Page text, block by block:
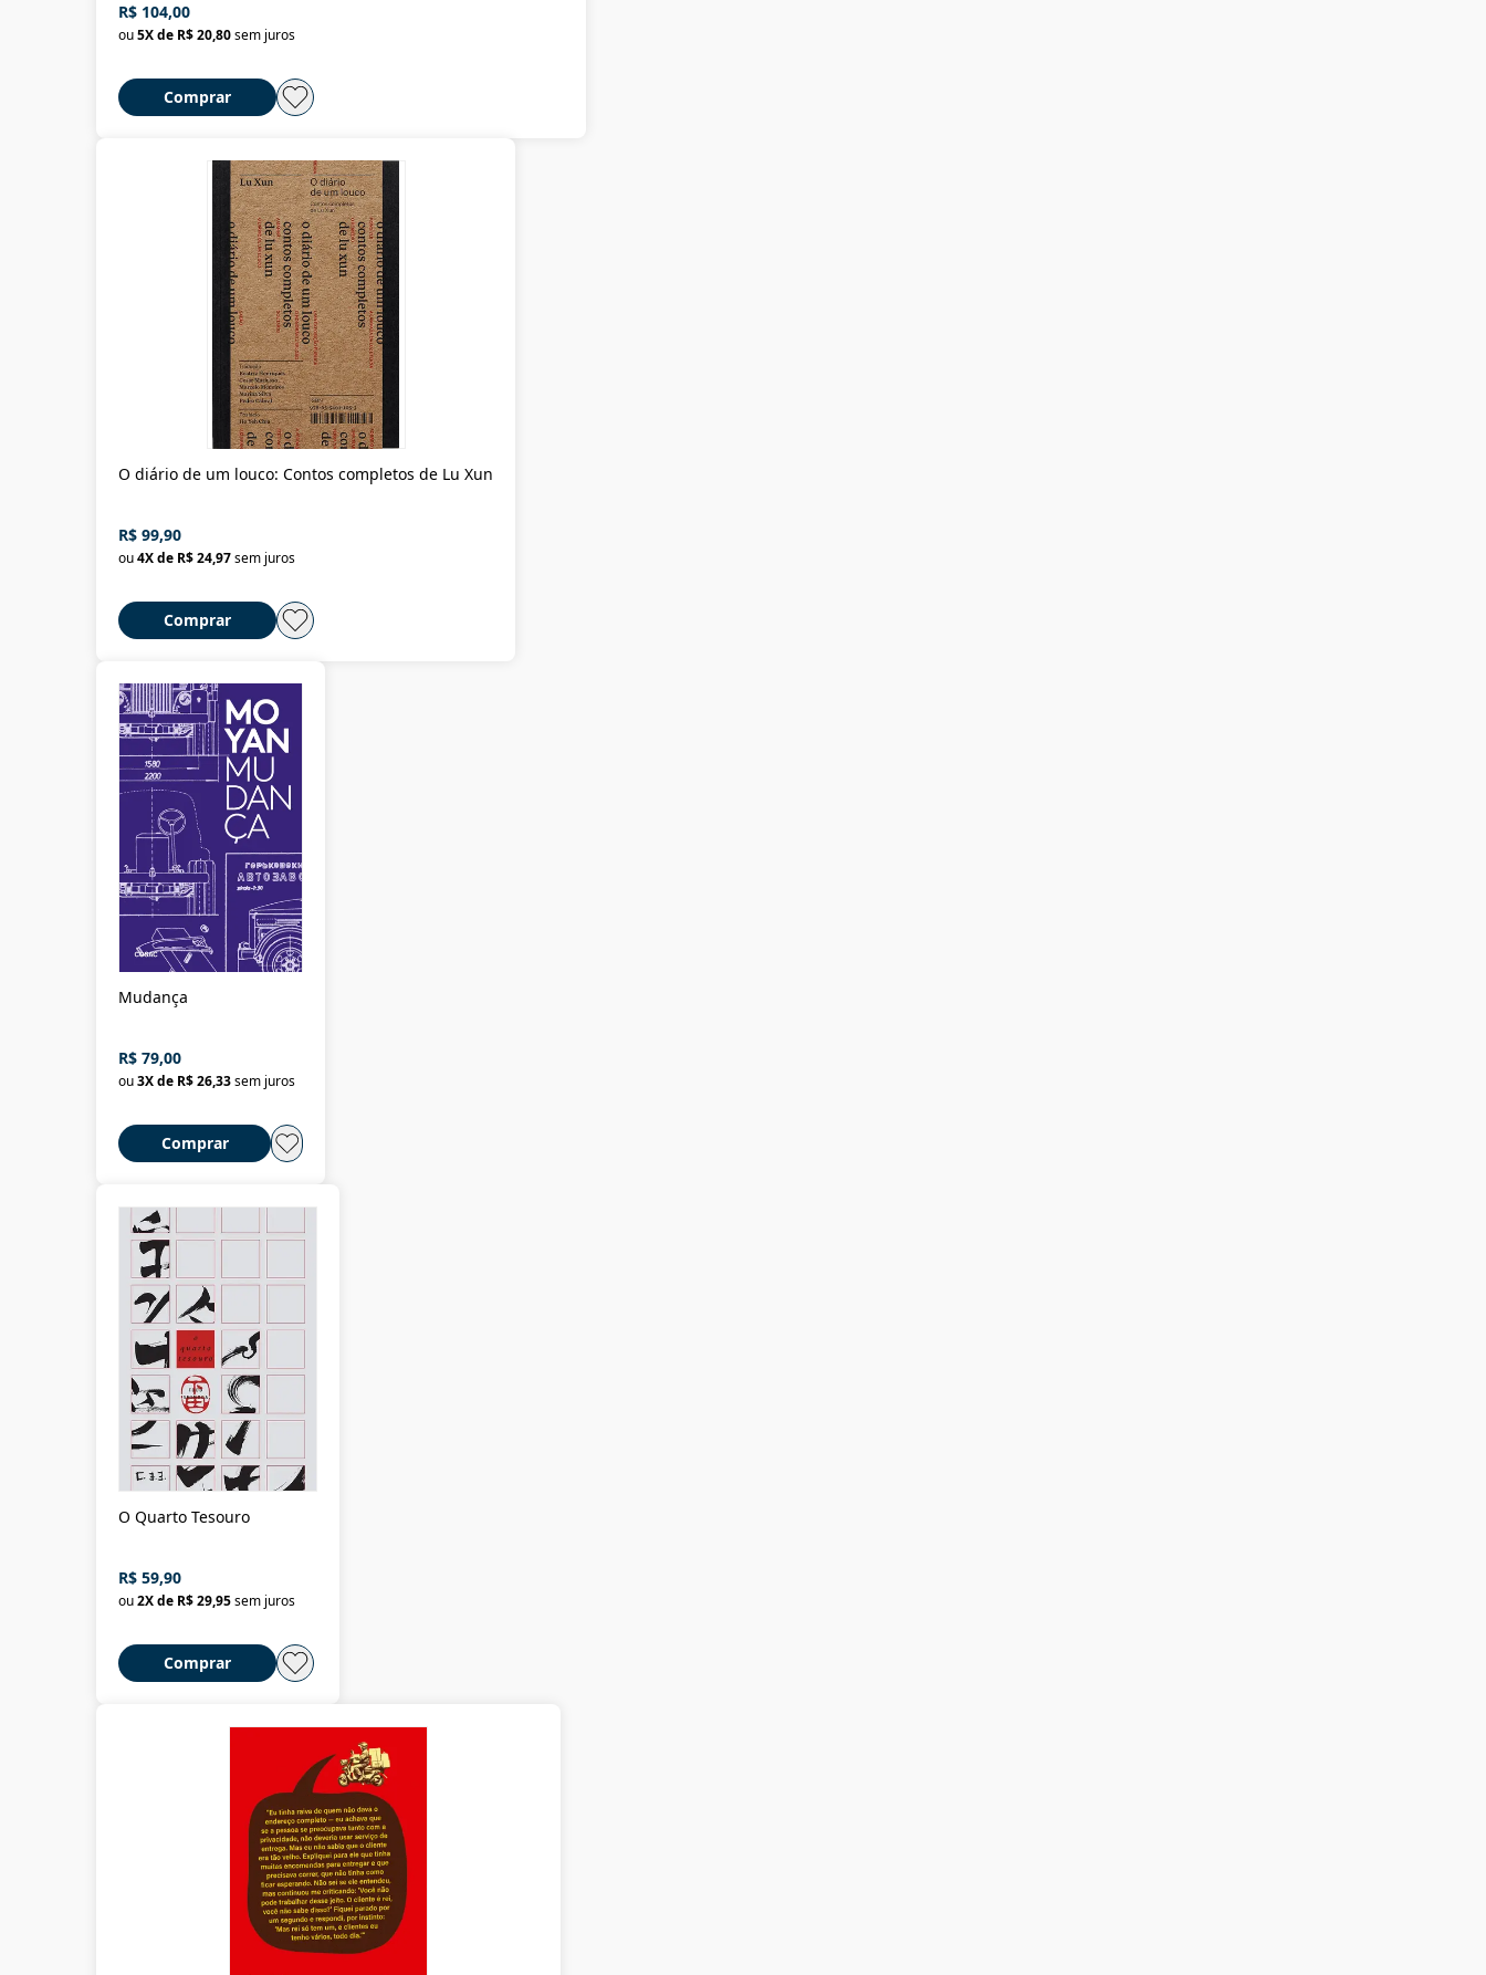
R$ 104,00
ou5X de R$ 20,80sem juros
Comprar
O diário de um louco: Contos completos de Lu Xun
R$ 99,90
ou4X de R$ 24,97sem juros
Comprar
Mudança
R$ 79,00
ou3X de R$ 26,33sem juros
Comprar
O Quarto Tesouro
R$ 59,90
ou2X de R$ 29,95sem juros
Comprar